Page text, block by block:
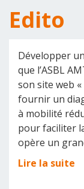
Edito
Développer
que l’ASBL
son site web
fournir un
à mobilité
pour faciliter
opère un
Lire la suite